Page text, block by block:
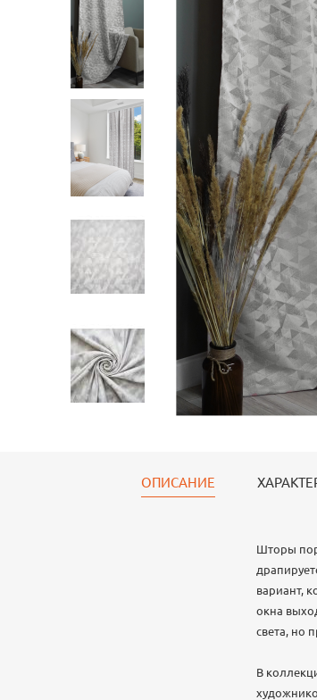
ОПИСАНИЕ
Шторы
вариант,
окна
света, но
В